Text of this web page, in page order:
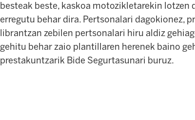
besteak beste, kaskoa motozikletarekin lotzen
erregutu behar dira. Pertsonalari dagokionez,
librantzan zebilen pertsonalari hiru aldiz
gehitu behar zaio plantillaren herenek baino
prestakuntzarik Bide Segurtasunari buruz.